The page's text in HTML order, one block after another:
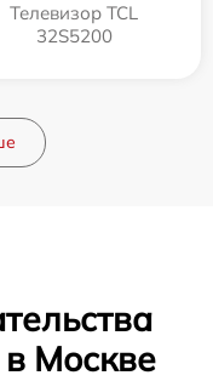
Телевизор TCL
32S5200
в Москве